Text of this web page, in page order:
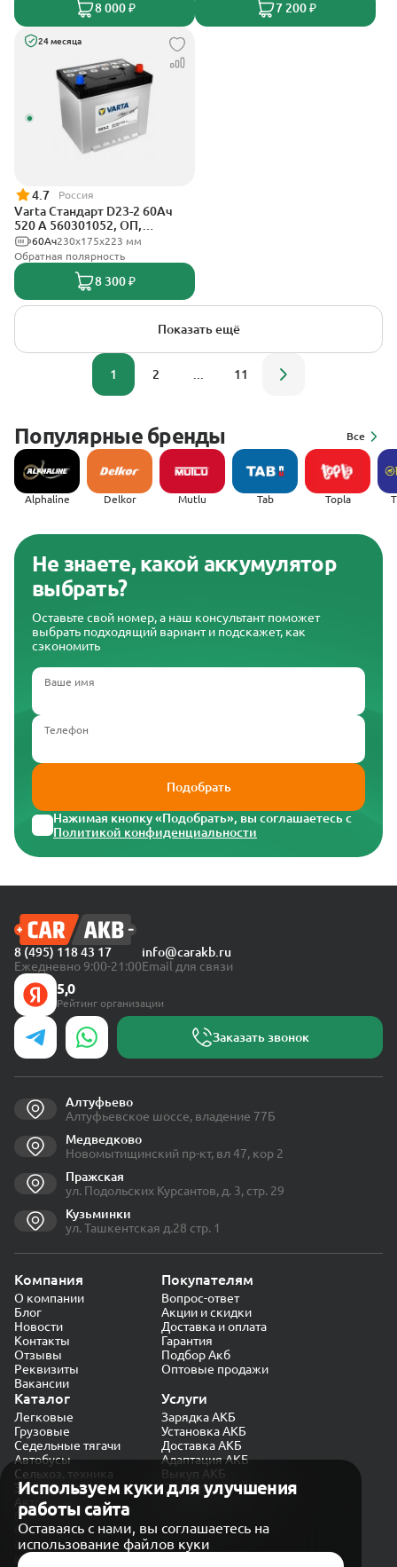
8 000 ₽ 7 200 ₽
24 месяца
4.7 Россия
Varta Стандарт D23-2 60Ач
520 A 560301052, ОП,
стандартные клеммы
230х175х223 мм
60Ач
Обратная полярность
8 300 ₽
Показать ещё
1 2 11
Популярные бренды Все
Alphaline Delkor Mutlu Tab Topla
Не знаете, какой аккумулятор
выбрать?
Оставьте свой номер, а наш консультант поможет
выбрать подходящий вариант и подскажет, как
сэкономить
Ваше имя
Телефон
Подобрать
Нажимая кнопку «Подобрать», вы соглашаетесь с
Политикой конфиденциальности
Используем куки для улучшения
работы сайта
Оставаясь с нами, вы соглашаетесь на
использование файлов куки
8 (495) 118 43 17
Ежедневно 9:00-21:00
info@carakb.ru
Email для связи
5,0
Рейтинг организации
Заказать звонок
Алтуфьево
Алтуфьевское шоссе, владение 77Б
Медведково
Новомытищинский пр-кт, вл 47, кор 2
Пражская
ул. Подольских Курсантов, д. 3, стр. 29
Кузьминки
ул. Ташкентская д.28 стр. 1
Компания
О компании
Блог
Новости
Контакты
Отзывы
Реквизиты
Вакансии
Покупателям
Вопрос-ответ
Акции и скидки
Доставка и оплата
Гарантия
Подбор Акб
Оптовые продажи
Каталог
Легковые
Грузовые
Седельные тягачи
Автобусы
Сельхоз. техника
Экскаваторы
Автокраны
Услуги
Зарядка АКБ
Установка АКБ
Доставка АКБ
Адаптация АКБ
Выкуп АКБ
Проверка генератора
Политика конфиденциальности
Обработка персональных данных
Согласие на обработку в «Яндекс.Метрика»
Карта сайта